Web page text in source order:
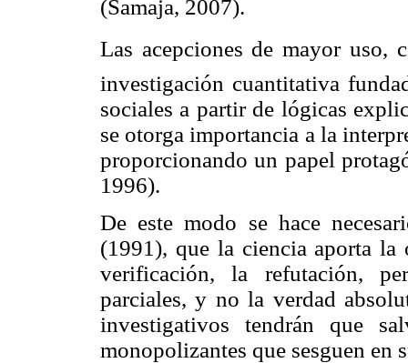
(Samaja, 2007).
Las acepciones de mayor uso,
investigación cuantitativa
sociales a partir de lógicas
se otorga importancia a la
proporcionando un papel
1996).
De este modo se hace
(1991), que la ciencia aporta
verificación, la refutación,
parciales, y no la verdad
investigativos tendrán que
monopolizantes que sesguen en